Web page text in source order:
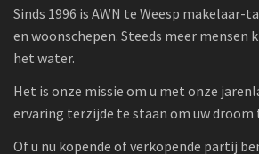
Sinds 1996 is AWN te Weesp makelaar-
en woonschepen. Steeds meer mensen
het water.
Het is onze missie om u met onze
ervaring terzijde te staan om uw droom
Of u nu kopende of verkopende partij